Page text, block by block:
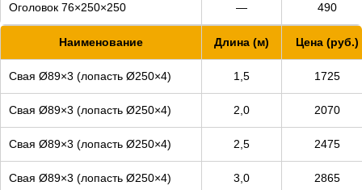
Оголовок 76×250×250 — 490
Наименование Длина (м) Цена (руб.)
Свая Ø89×3 (лопасть Ø250×4) 1,5 1725
Свая Ø89×3 (лопасть Ø250×4) 2,0 2070
Свая Ø89×3 (лопасть Ø250×4) 2,5 2475
Свая Ø89×3 (лопасть Ø250×4) 3,0 2865